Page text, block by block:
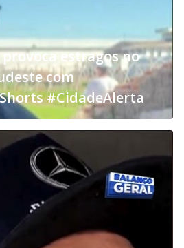
estragos no
com
#CidadeAlerta